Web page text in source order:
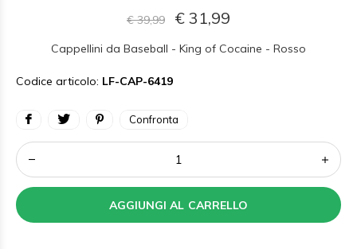
€ 39,99 € 31,99
Cappellini da Baseball - King of Cocaine - Rosso
Codice articolo: LF-CAP-6419
Confronta
AGGIUNGI AL CARRELLO